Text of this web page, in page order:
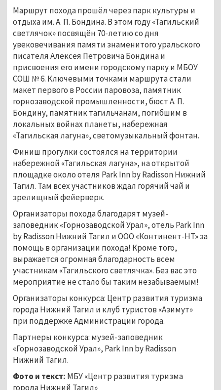
Маршрут похода прошёл через парк культуры и
отдыха им. А. П. Бондина. В этом году «Тагильский
светлячок» посвящён 70-летию со дня
увековечивания памяти знаменитого уральского
писателя Алексея Петровича Бондина и
присвоения его имени городскому парку и МБОУ
СОШ № 6. Ключевыми точками маршрута стали
макет первого в России паровоза, памятник
горнозаводской промышленности, бюст А. П.
Бондину, памятник тагильчанам, погибшим в
локальных войнах планеты, набережная
«Тагильская лагуна», светомузыкальный фонтан.
Финиш прогулки состоялся на территории
набережной «Тагильская лагуна», на открытой
площадке около отеля Park Inn by Radisson Нижний
Тагил. Там всех участников ждал горячий чай и
зрелищный фейерверк.
Организаторы похода благодарят музей-
заповедник «Горнозаводской Урал», отель Park Inn
by Radisson Нижний Тагил и ООО «Континент-НТ» за
помощь в организации похода! Кроме того,
выражается огромная благодарность всем
участникам «Тагильского светлячка». Без вас это
мероприятие не стало бы таким незабываемым!
Организаторы конкурса: Центр развития туризма
города Нижний Тагил и клуб туристов «Азимут»
при поддержке Администрации города.
Партнеры конкурса: музей-заповедник
«Горнозаводской Урал», Park Inn by Radisson
Нижний Тагил.
Фото и текст: МБУ «Центр развития туризма
города Нижний Тагил»